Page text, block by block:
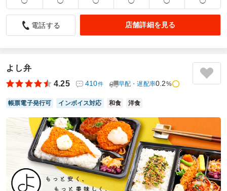
中央のハンバーグが少し小さくなり、形が崩れやすくなっ
たような気がします。
ます。ボリュームもあり、見栄えもよく男性だけでなく女性
にも好評いただいております。今回、久しぶりに注文したと
ころ中央のハンバーグが少し小さくなり、形が崩れていた？
崩れやすくなった？点は少し残念でした。味は美味しくまた
ご利用シーン：会議・セミナー›勉強会
参加者の年齢：30代～40代男女比：
女性多め
東京都墨田区横網2026/05/20
麹町フレンチの口コミをもっと見る
電話する 店舗詳細を見る
よし弁
4.25
410件 早配・遅配率0.2%
帳票電子発行可 インボイス対応 和食 洋食